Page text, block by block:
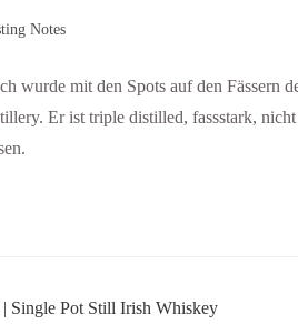
Notes
wurde mit den Spots auf den Fässern
Er ist triple distilled, fassstark,